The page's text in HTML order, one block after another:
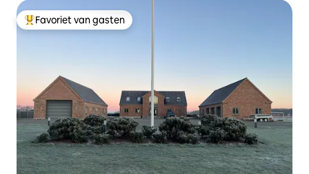
Topfavoriet van gasten
Favoriet van gasten